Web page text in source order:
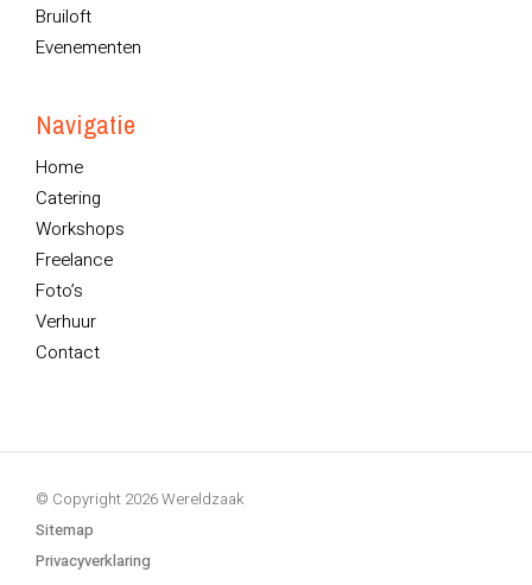
Bruiloft
Evenementen
Navigatie
Home
Catering
Workshops
Freelance
Foto’s
Verhuur
Contact
© Copyright 2026 Wereldzaak
Sitemap
Privacyverklaring